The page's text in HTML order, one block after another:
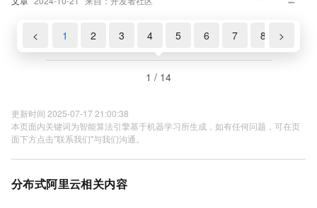
< 1 2 3 4 5 6 7 8 >
1 / 14
更新时间 2025-07-17 21:00:38
本页面内关键词为智能算法引擎基于机器学习所生成，如有任何问题，可在页
面下方点击"联系我们"与我们沟通。
分布式阿里云相关内容